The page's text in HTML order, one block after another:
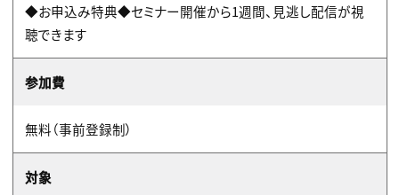
◆お申込み特典◆セミナー開催から1週間、見逃し配信が視
聴できます
参加費
無料（事前登録制）
対象